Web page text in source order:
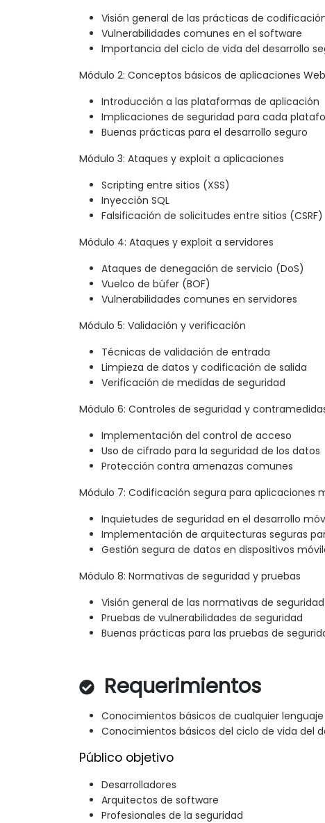
Visión general de las prácticas de
Vulnerabilidades comunes en el software
Importancia del ciclo de vida del desarrollo
Módulo 2: Conceptos básicos de aplicaciones
Introducción a las plataformas de aplicación
Implicaciones de seguridad para cada
Buenas prácticas para el desarrollo seguro
Módulo 3: Ataques y exploit a aplicaciones
Scripting entre sitios (XSS)
Inyección SQL
Falsificación de solicitudes entre sitios (CSRF)
Módulo 4: Ataques y exploit a servidores
Ataques de denegación de servicio (DoS)
Vuelco de búfer (BOF)
Vulnerabilidades comunes en servidores
Módulo 5: Validación y verificación
Técnicas de validación de entrada
Limpieza de datos y codificación de salida
Verificación de medidas de seguridad
Módulo 6: Controles de seguridad y
Implementación del control de acceso
Uso de cifrado para la seguridad de los datos
Protección contra amenazas comunes
Módulo 7: Codificación segura para aplicaciones
Inquietudes de seguridad en el desarrollo
Implementación de arquitecturas seguras
Gestión segura de datos en dispositivos
Módulo 8: Normativas de seguridad y pruebas
Visión general de las normativas de
Pruebas de vulnerabilidades de seguridad
Buenas prácticas para las pruebas de
Requerimientos
Conocimientos básicos de cualquier
Conocimientos básicos del ciclo de vida del
Público objetivo
Desarrolladores
Arquitectos de software
Profesionales de la seguridad